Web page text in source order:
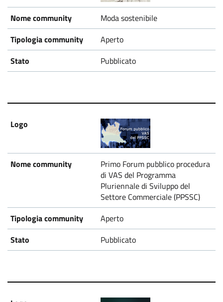
Moda sostenibile
Aperto
Pubblicato
Primo Forum pubblico procedura
di VAS del Programma
Pluriennale di Sviluppo del
Settore Commerciale (PPSSC)
Aperto
Pubblicato